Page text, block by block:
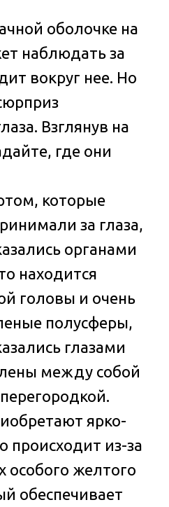
оболочке на
наблюдать за
вокруг нее. Но
Взглянув на
где они
которые
за глаза,
органами
находится
головы и очень
полусферы,
глазами
между собой
ярко-
происходит из-за
особого желтого
обеспечивает